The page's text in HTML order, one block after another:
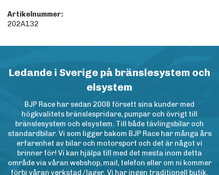
Artikelnummer:
202A132
Ledande i Sverige på bränslesystem och
elsystem
BJP Race har sedan 2008 försett sina kunder med
högkvalitets bränslespridare, pumpar och övrigt till
bränslesystem och elsystem. Till både tävlingsbilar och
standardbilar. Vi som ligger bakom BJP Race har många års
erfarenhet av bilar och motorsport och det är något vi
brinner för! Vi kan hjälpa till med det mesta inom detta
område via våran webshop, mail, telefon eller om ni kommer
förbi våran verkstad/lager. Vi har ingen traditionell butik.